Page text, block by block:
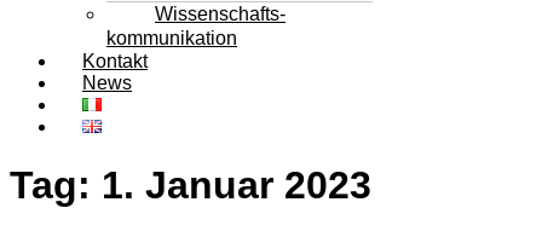
Wissenschafts-
kommunikation
Kontakt
News
Tag: 1. Januar 2023